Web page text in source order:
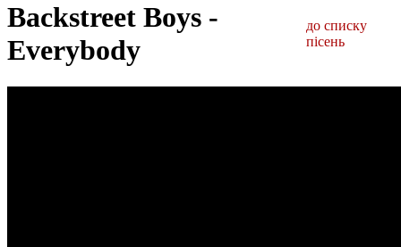
Backstreet Boys -
Everybody
до списку
пісень